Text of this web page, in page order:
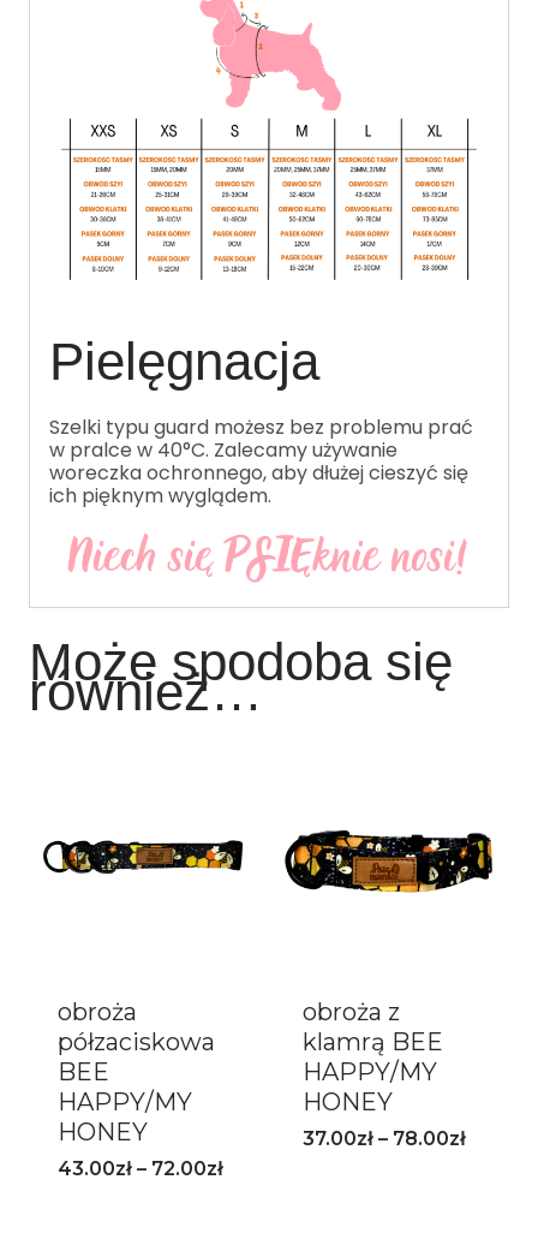
Pielęgnacja
Szelki typu guard możesz bez problemu prać
w pralce w 40°C. Zalecamy używanie
woreczka ochronnego, aby dłużej cieszyć się
ich pięknym wyglądem.
Może spodoba się
również…
obroża
półzaciskowa
BEE
HAPPY/MY
HONEY
43.00zł – 72.00zł
obroża z
klamrą BEE
HAPPY/MY
HONEY
37.00zł – 78.00zł